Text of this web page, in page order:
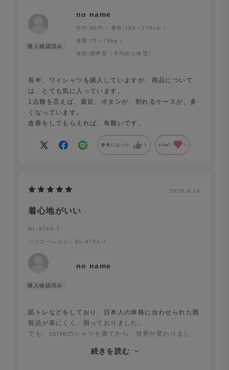
no name
年代:60代 身長: 166～170cm
体重: 75～79kg
体型:標準型（平均的な体型）
長年、ワイシャツを購入していますが、商品について
は、とても気に入っています。
1点難を言えば、最近、ボタンが、割れるケースが、多
くなっています。
改善をしてもらえれば、有難いです。
参考になった 0 Like! 0
2026.6.14
着心地がいい
BL-9764-7
バリエーション：BL-9764-7
no name
筋トレなどをしており、日本人の体格に合わせられた既
製品が着にくく、困っておりました。
でも、solveのシャツを着てから、世界が変わりまし
首元が苦しく無いし、胸元も余裕がある。
続きを読む